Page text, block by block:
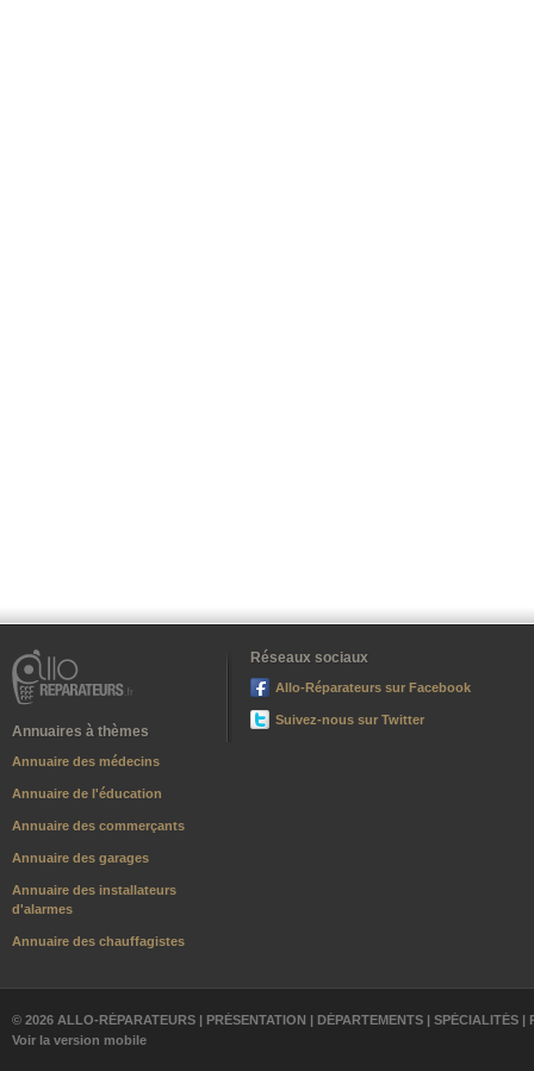
Annuaires à thèmes
Annuaire des médecins
Annuaire de l'éducation
Annuaire des commerçants
Annuaire des garages
Annuaire des installateurs
d'alarmes
Annuaire des chauffagistes
Réseaux sociaux
Allo-Réparateurs sur Facebook
Suivez-nous sur Twitter
© 2026 ALLO-RÉPARATEURS | PRÉSENTATION | DÉPARTEMENTS | SPÉCIALITÉS |
Voir la version mobile